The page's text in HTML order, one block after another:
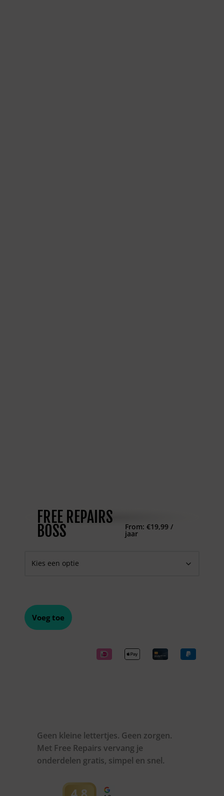
FREE REPAIRS
BOSS From: €19,99 /
jaar
Voeg toe
Geen kleine lettertjes. Geen zorgen.
Met Free Repairs vervang je
onderdelen gratis, simpel en snel.